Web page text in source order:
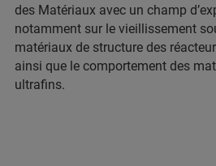
des Matériaux avec un champ
notamment sur le vieillissement
matériaux de structure des
ainsi que le comportement des
ultrafins.